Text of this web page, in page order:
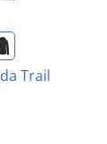
Trail